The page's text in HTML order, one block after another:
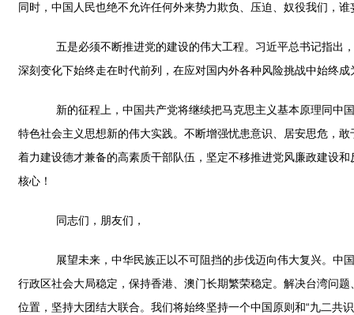
同时，中国人民也绝不允许任何外来势力欺负、压迫、奴役我们，
五是必须不断推进党的建设的伟大工程。习近平总书记指出，
深刻变化下始终走在时代前列，在应对国内外各种风险挑战中始终
新的征程上，中国共产党将继续把马克思主义基本原理同中国
特色社会主义思想新的伟大实践。不断增强忧患意识、居安思危，
着力建设德才兼备的高素质干部队伍，坚定不移推进党风廉政建设
核心！
同志们，朋友们，
展望未来，中华民族正以不可阻挡的步伐迈向伟大复兴。中国
行政区社会大局稳定，保持香港、澳门长期繁荣稳定。解决台湾问
位置，坚持大团结大联合。我们将始终坚持一个中国原则和“九二共